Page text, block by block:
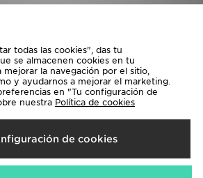
Selecciona País
todas las cookies", das tu
se almacenen cookies en tu
mejorar la navegación por el sitio,
y ayudarnos a mejorar el marketing.
en "Tu configuración de
nuestra Política de cookies
de cookies